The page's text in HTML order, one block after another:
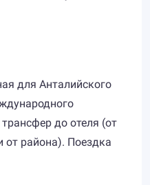
для Анталийского
до отеля (от
от района). Поездка